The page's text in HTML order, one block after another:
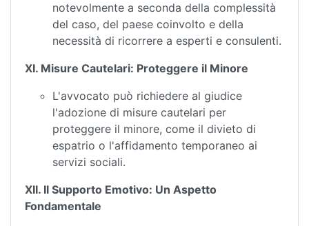
notevolmente a seconda della complessità
del caso, del paese coinvolto e della
necessità di ricorrere a esperti e consulenti.
XI. Misure Cautelari: Proteggere il Minore
L'avvocato può richiedere al giudice
l'adozione di misure cautelari per
proteggere il minore, come il divieto di
espatrio o l'affidamento temporaneo ai
servizi sociali.
XII. Il Supporto Emotivo: Un Aspetto
Fondamentale